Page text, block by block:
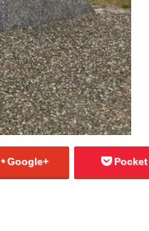
Google+ Pocket